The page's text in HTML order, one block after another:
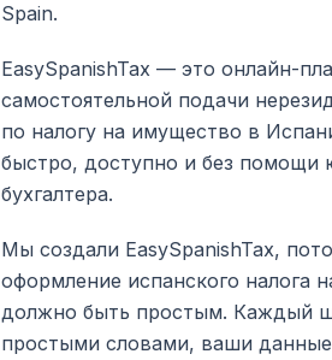
Spain.
EasySpanishTax — это онлайн-
самостоятельной подачи
по налогу на имущество в
быстро, доступно и без помощи
бухгалтера.
Мы создали EasySpanishTax,
оформление испанского налога
должно быть простым. Каждый
простыми словами, ваши